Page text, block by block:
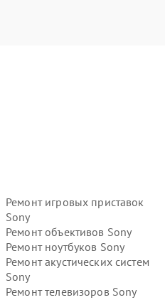
Ремонт игровых приставок
Sony
Ремонт объективов Sony
Ремонт ноутбуков Sony
Ремонт акустических систем
Sony
Ремонт телевизоров Sony